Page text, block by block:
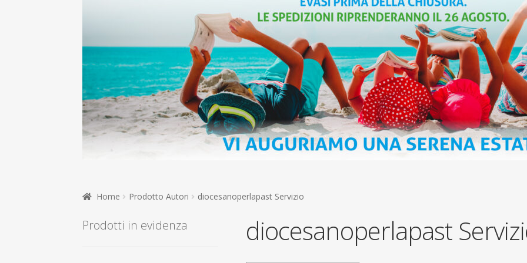
Home Prodotto Autori diocesanoperlapast Servizio
diocesanoperlapast
Prodotti in evidenza